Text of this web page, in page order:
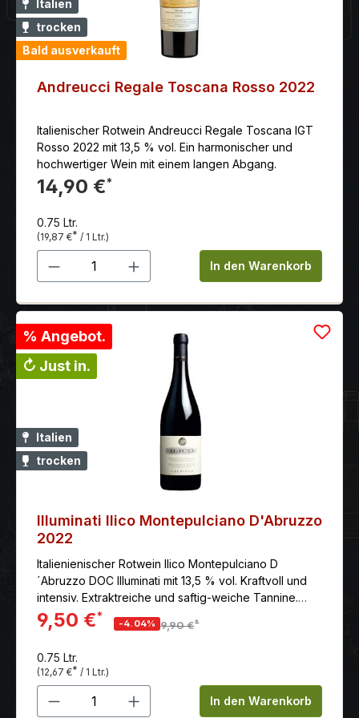
Italien
trocken
Bald ausverkauft
Andreucci Regale Toscana Rosso 2022
Italienischer Rotwein Andreucci Regale Toscana IGT
Rosso 2022 mit 13,5 % vol. Ein harmonischer und
hochwertiger Wein mit einem langen Abgang.
14,90 €*
0.75 Ltr.
(19,87 €* / 1 Ltr.)
Produkt Anzahl: Gib denIn den Warenkorb
% Angebot.
↻ Just in.
Italien
trocken
Illuminati Ilico Montepulciano D'Abruzzo
2022
Italienienischer Rotwein Ilico Montepulciano D
´Abruzzo DOC Illuminati mit 13,5 % vol. Kraftvoll und
intensiv. Extraktreiche und saftig-weiche Tannine.
Langer Abgang. Hier günstig online kaufen.
9,50 €*
-4.04% 9,90 €*
0.75 Ltr.
(12,67 €* / 1 Ltr.)
Produkt Anzahl: Gib denIn den Warenkorb